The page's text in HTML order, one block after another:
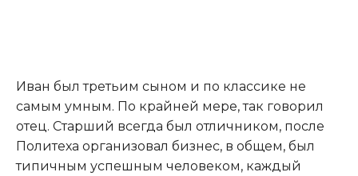
Иван был третьим сыном и по классике не
самым умным. По крайней мере, так говорил
отец. Старший всегда был отличником, после
Политеха организовал бизнес, в общем, был
типичным успешным человеком, каждый